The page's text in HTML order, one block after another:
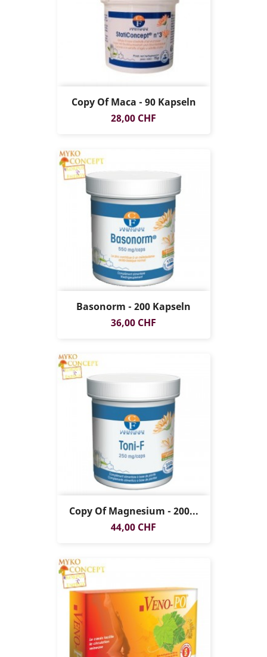
Copy Of Maca - 90 Kapseln
Preis
28,00 CHF
Basonorm - 200 Kapseln
Preis
36,00 CHF
Copy Of Magnesium - 200...
Preis
44,00 CHF